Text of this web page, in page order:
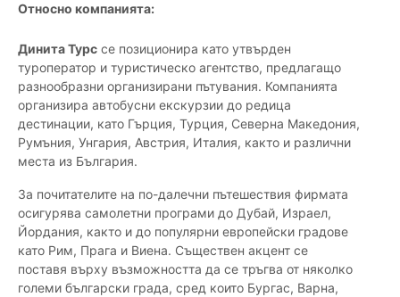
Относно компанията:
Динита Турс се позиционира като утвърден
туроператор и туристическо агентство, предлагащо
разнообразни организирани пътувания. Компанията
организира автобусни екскурзии до редица
дестинации, като Гърция, Турция, Северна Македония,
Румъния, Унгария, Австрия, Италия, както и различни
места из България.
За почитателите на по-далечни пътешествия фирмата
осигурява самолетни програми до Дубай, Израел,
Йордания, както и до популярни европейски градове
като Рим, Прага и Виена. Съществен акцент се
поставя върху възможността да се тръгва от няколко
големи български града, сред които Бургас, Варна,